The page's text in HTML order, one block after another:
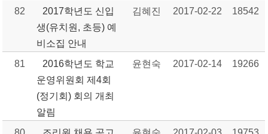
82
2017학년도 신입
생(유치원, 초등) 예
비소집 안내
김혜진 2017-02-22 18542
81
2016학년도 학교
운영위원회 제4회
(정기회) 회의 개최
알림
윤현숙 2017-02-14 19266